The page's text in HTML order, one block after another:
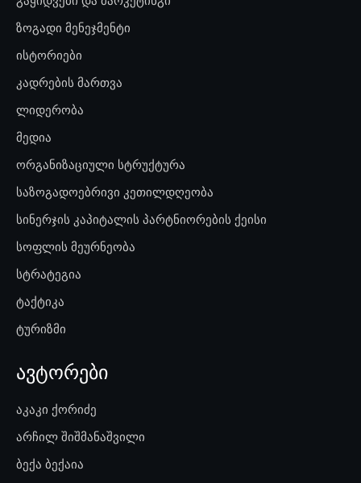
ზოგადი მენეჯმენტი
ისტორიები
კადრების მართვა
ლიდერობა
მედია
ორგანიზაციული სტრუქტურა
საზოგადოებრივი კეთილდღეობა
სინერჯის კაპიტალის პარტნიორების ქეისი
სოფლის მეურნეობა
სტრატეგია
ტაქტიკა
ტურიზმი
ავტორები
აკაკი ქორიძე
არჩილ შიშმანაშვილი
ბექა ბექაია